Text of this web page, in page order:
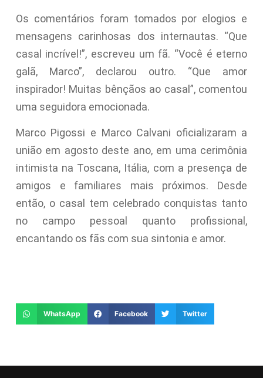
Os comentários foram tomados por elogios e
mensagens carinhosas dos internautas. “Que
casal incrível!”, escreveu um fã. “Você é eterno
galã, Marco”, declarou outro. “Que amor
inspirador! Muitas bênçãos ao casal”, comentou
uma seguidora emocionada.
Marco Pigossi e Marco Calvani oficializaram a
união em agosto deste ano, em uma cerimônia
intimista na Toscana, Itália, com a presença de
amigos e familiares mais próximos. Desde
então, o casal tem celebrado conquistas tanto
no campo pessoal quanto profissional,
encantando os fãs com sua sintonia e amor.
WhatsApp Facebook Twitter